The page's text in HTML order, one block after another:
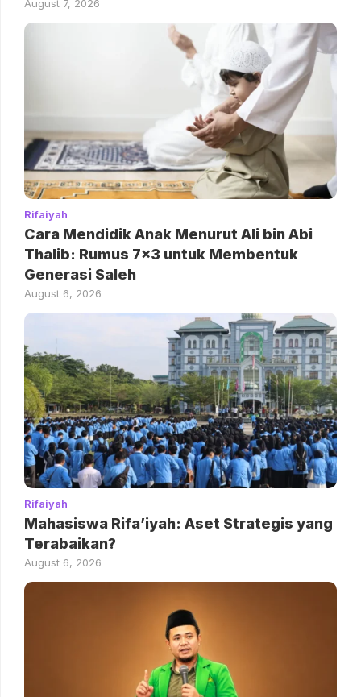
August 7, 2026
Rifaiyah
Cara Mendidik Anak Menurut Ali bin Abi
Thalib: Rumus 7×3 untuk Membentuk
Generasi Saleh
August 6, 2026
Rifaiyah
Mahasiswa Rifa’iyah: Aset Strategis yang
Terabaikan?
August 6, 2026